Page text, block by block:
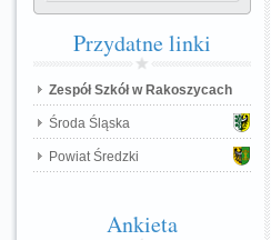
Przydatnelinki
Zespół Szkół w Rakoszycach
Środa Śląska
Powiat Średzki
Ankieta